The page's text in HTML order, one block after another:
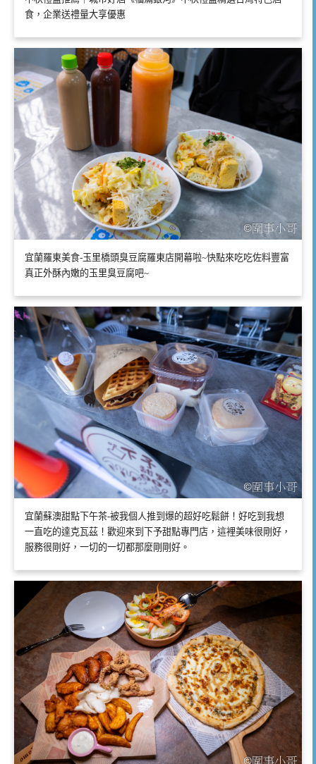
食，企業送禮量大享優惠
宜蘭羅東美食-玉里橋頭臭豆腐羅東店開幕啦~快點來吃吃佐料豐富
真正外酥內嫩的玉里臭豆腐吧~
宜蘭蘇澳甜點下午茶-被我個人推到爆的超好吃鬆餅！好吃到我想
一直吃的達克瓦茲！歡迎來到下予甜點專門店，這裡美味很剛好，
服務很剛好，一切的一切都那麼剛剛好。